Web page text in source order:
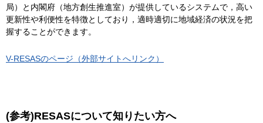
局）と内閣府（地方創生推進室）が提供しているシステムで，高い
更新性や利便性を特徴としており，適時適切に地域経済の状況を把
握することができます。
V-RESASのページ（外部サイトへリンク）
(参考)RESASについて知りたい方へ